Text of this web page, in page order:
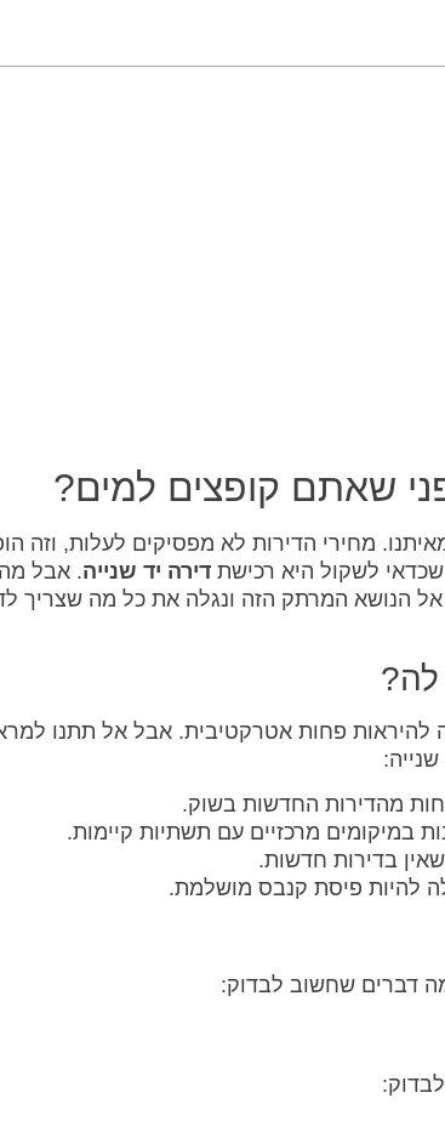
שאתם קופצים למים?
מחירי הדירות לא מפסיקים לעלות, וזה
לשקול היא רכישת דירה יד שנייה. אבל
אל הנושא המרתק הזה ונגלה את כל מה שצריך
לה?
להיראות פחות אטרקטיבית. אבל אל תתנו
מהדירות החדשות בשוק.
במיקומים מרכזיים עם תשתיות קיימות.
שאין בדירות חדשות.
להיות פיסת קנבס מושלמת.
דברים שחשוב לבדוק: